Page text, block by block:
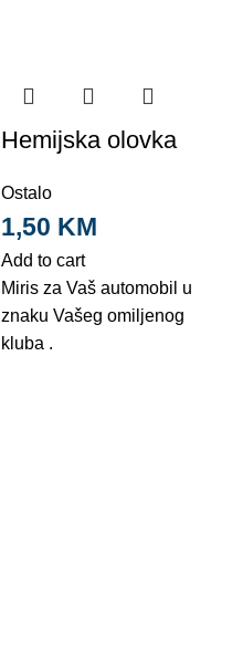
Hemijska olovka
Ostalo
1,50 KM
Add to cart
Miris za Vaš automobil u
znaku Vašeg omiljenog
kluba .